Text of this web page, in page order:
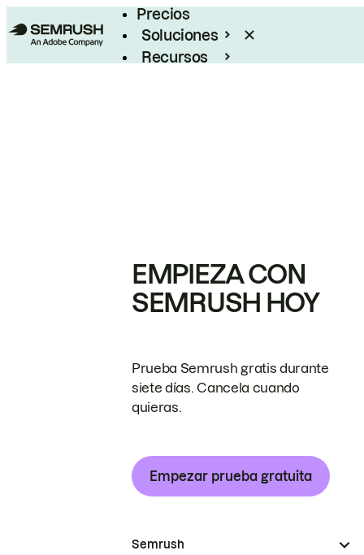
Precios
Soluciones
Recursos
EMPIEZA CON
SEMRUSH HOY
Prueba Semrush gratis durante
siete días. Cancela cuando
quieras.
Empezar prueba gratuita
Semrush